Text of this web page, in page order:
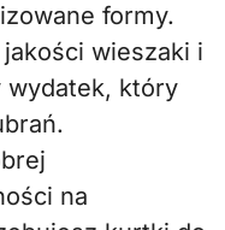
formy.
wieszaki i
który
na